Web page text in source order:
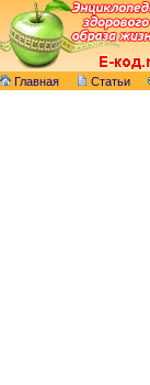
Главная Статьи